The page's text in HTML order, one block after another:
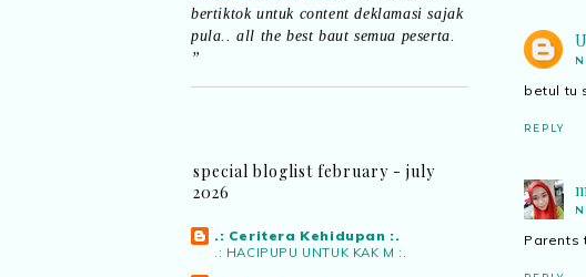
betul tu
REPLY
Parents
pula.. all the best baut semua peserta.
”
Syaz Rahimcommented ondari idea ke
dan teknologi digital terbaik!”
Syaz Rahimcommented on
pertandingan tiktok mencipta sajak
special bloglist february - july
2026
.: Ceritera Kehidupan :.
.: HACIPUPU UNTUK KAK M :.